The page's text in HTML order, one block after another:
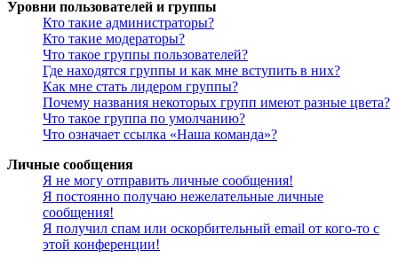
Уровни пользователей и группы
Кто такие администраторы?
Кто такие модераторы?
Что такое группы пользователей?
Где находятся группы и как мне вступить в них?
Как мне стать лидером группы?
Почему названия некоторых групп имеют разные цвета?
Что такое группа по умолчанию?
Что означает ссылка «Наша команда»?
Личные сообщения
Я не могу отправить личные сообщения!
Я постоянно получаю нежелательные личные
сообщения!
Я получил спам или оскорбительный email от кого-то с
этой конференции!